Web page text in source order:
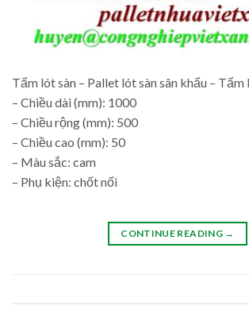
Tấm lót sàn – Pallet lót sàn sân khấu – Tấm
– Chiều dài (mm): 1000
– Chiều rộng (mm): 500
– Chiều cao (mm): 50
– Màu sắc: cam
– Phụ kiện: chốt nối
CONTINUE READING →